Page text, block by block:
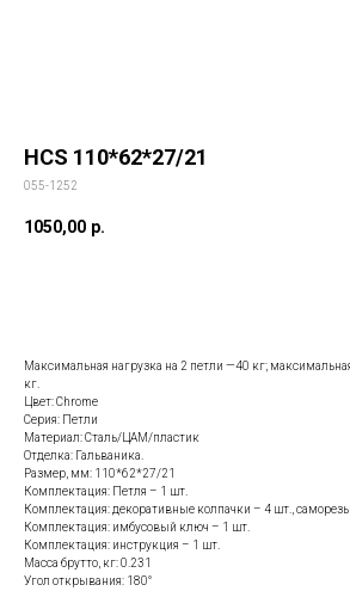
HCS 110*62*27/21
055-1252
1050,00 р.
Максимальная нагрузка на 2 петли —40 кг;
кг.
Цвет: Chrome
Серия: Петли
Материал: Сталь/ЦАМ/пластик
Отделка: Гальваника.
Размер, мм: 110*62*27/21
Комплектация: Петля – 1 шт.
Комплектация: декоративные колпачки – 4 шт.,
Комплектация: имбусовый ключ – 1 шт.
Комплектация: инструкция – 1 шт.
Масса брутто, кг: 0.231
Угол открывания: 180°